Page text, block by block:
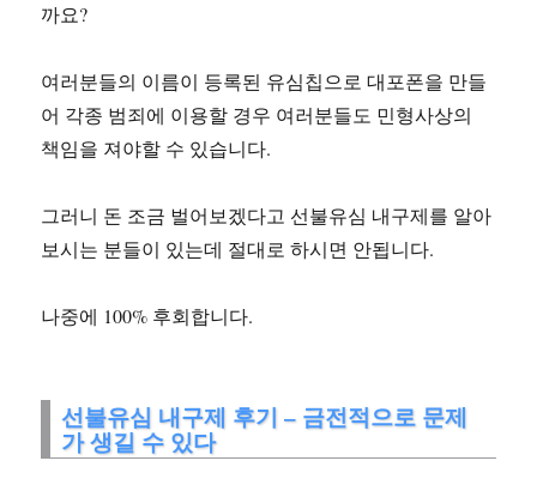
까요?
여러분들의 이름이 등록된 유심칩으로 대포폰을 만들
어 각종 범죄에 이용할 경우 여러분들도 민형사상의
책임을 져야할 수 있습니다.
그러니 돈 조금 벌어보겠다고 선불유심 내구제를 알아
보시는 분들이 있는데 절대로 하시면 안됩니다.
나중에 100% 후회합니다.
선불유심 내구제 후기 – 금전적으로 문제
가 생길 수 있다